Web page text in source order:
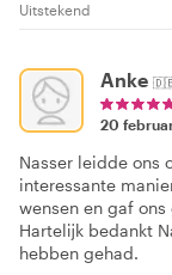
Uitstekend
Anke
20
Nasser leidde ons
interessante
wensen en gaf
Hartelijk bedankt
hebben gehad.